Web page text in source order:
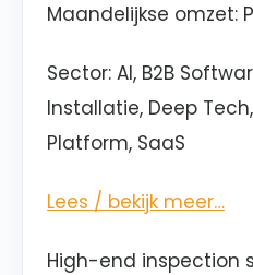
Maandelijkse omzet:
Sector: AI, B2B
Installatie, Deep
Platform, SaaS
Lees / bekijk meer…
High-end inspection